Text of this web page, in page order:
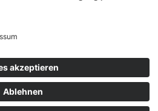
des Webanalysedienstes
Street, Dublin 4, Irland.
es dem Websitebetreiber, das
zu analysieren. Hierbei erhält
Nutzungsdaten, wie z. B.
verwendete Betriebssysteme und